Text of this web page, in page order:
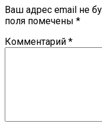
Ваш адрес email не
поля помечены *
Комментарий *